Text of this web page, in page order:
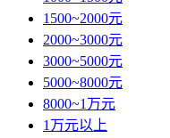
1500~2000元
2000~3000元
3000~5000元
5000~8000元
8000~1万元
1万元以上